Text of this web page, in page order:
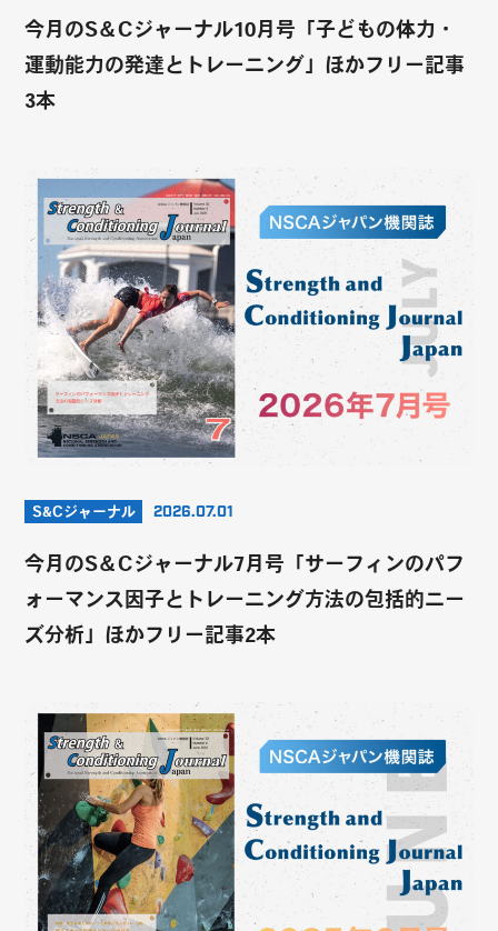
今月のS＆Cジャーナル10月号「子どもの体力・
運動能力の発達とトレーニング」ほかフリー記事
3本
S&Cジャーナル 2026.07.01
今月のS＆Cジャーナル7月号「サーフィンのパフ
ォーマンス因子とトレーニング方法の包括的ニー
ズ分析」ほかフリー記事2本